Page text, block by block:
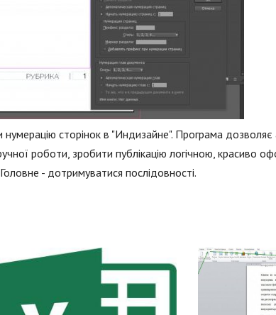
сторінок в "Индизайне". Програма
роботи, зробити публікацію логічною, красиво
- дотримуватися послідовності.